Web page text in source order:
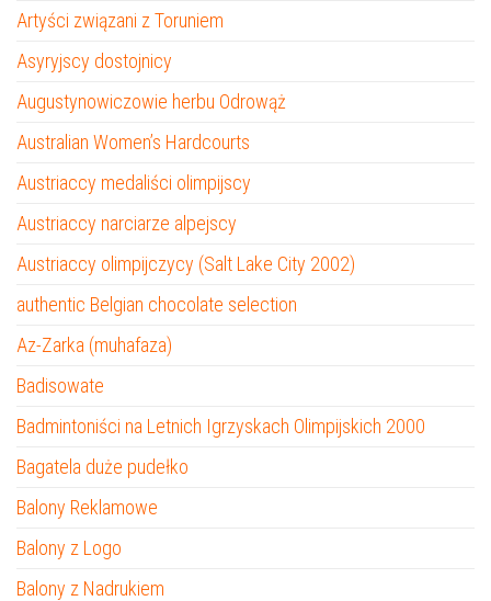
Artyści związani z Toruniem
Asyryjscy dostojnicy
Augustynowiczowie herbu Odrowąż
Australian Women’s Hardcourts
Austriaccy medaliści olimpijscy
Austriaccy narciarze alpejscy
Austriaccy olimpijczycy (Salt Lake City 2002)
authentic Belgian chocolate selection
Az-Zarka (muhafaza)
Badisowate
Badmintoniści na Letnich Igrzyskach Olimpijskich 2000
Bagatela duże pudełko
Balony Reklamowe
Balony z Logo
Balony z Nadrukiem